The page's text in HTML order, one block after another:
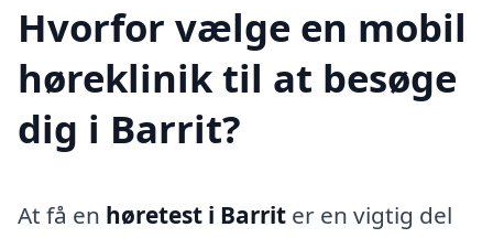
Hvorfor vælge en mobil
høreklinik til at besøge
dig i Barrit?
At få en høretest i Barrit er en vigtig del